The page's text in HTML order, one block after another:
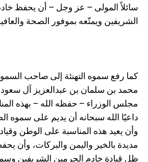
سائلاً المولى – عز وجل – أن يحفظ
الشريفين ويمتّعه بموفور الصحة
كما رفع سموه التهنئة إلى صاحب السمو
محمد بن سلمان بن عبدالعزيز آل
مجلس الوزراء – حفظه الله – بهذه
داعيًا الله سبحانه أن يديم على سموه
وأن يعيد هذه المناسبة على الوطن
مديدة بالخير واليمن والبركات، وأن
ظل قيادة خادم الحرمين الشريفين